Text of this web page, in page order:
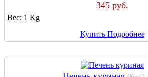
345 руб.
Вес: 1 Kg
Купить Подробнее